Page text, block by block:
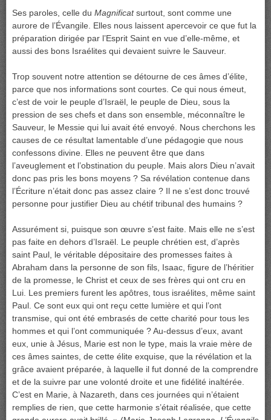
Ses paroles, celle du Magnificatsurtout, sont comme une
aurore de l’Évangile. Elles nous laissent apercevoir ce que fut la
préparation dirigée par l’Esprit Saint en vue d’elle-même, et
aussi des bons Israélites qui devaient suivre le Sauveur.
Trop souvent notre attention se détourne de ces âmes d’élite,
parce que nos informations sont courtes. Ce qui nous émeut,
c’est de voir le peuple d’Israël, le peuple de Dieu, sous la
pression de ses chefs et dans son ensemble, méconnaître le
Sauveur, le Messie qui lui avait été envoyé. Nous cherchons les
causes de ce résultat lamentable d’une pédagogie que nous
confessons divine. Elles ne peuvent être que dans
l’aveuglement et l’obstination du peuple. Mais alors Dieu n’avait
donc pas pris les bons moyens ? Sa révélation contenue dans
l’Écriture n’était donc pas assez claire ? Il ne s’est donc trouvé
personne pour justifier Dieu au chétif tribunal des humains ?
Assurément si, puisque son œuvre s’est faite. Mais elle ne s’est
pas faite en dehors d’Israël. Le peuple chrétien est, d’après
saint Paul, le véritable dépositaire des promesses faites à
Abraham dans la personne de son fils, Isaac, figure de l’héritier
de la promesse, le Christ et ceux de ses frères qui ont cru en
Lui. Les premiers furent les apôtres, tous israélites, même saint
Paul. Ce sont eux qui ont reçu cette lumière et qui l’ont
transmise, qui ont été embrasés de cette charité pour tous les
hommes et qui l’ont communiquée ? Au-dessus d’eux, avant
eux, unie à Jésus, Marie est non le type, mais la vraie mère de
ces âmes saintes, de cette élite exquise, que la révélation et la
grâce avaient préparée, à laquelle il fut donné de la comprendre
et de la suivre par une volonté droite et une fidélité inaltérée.
C’est en Marie, à Nazareth, dans ces journées qui n’étaient
remplies de rien, que cette harmonie s’était réalisée, que cette